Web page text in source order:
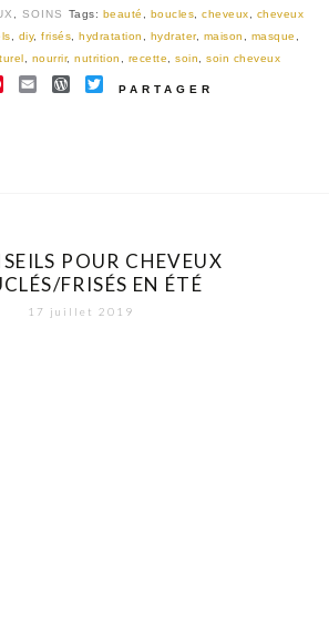
SOINS Tags: beauté boucles ,cheveux
cheveux
diy, frisés hydratation hydrater, maison masque
nourrir, nutrition recette soin soin cheveux
PINTEREST
EMAILWORDPRESS
TWITTER
PARTAGER
POUR CHEVEUX
FRISÉS EN ÉTÉ
17 juillet 2019